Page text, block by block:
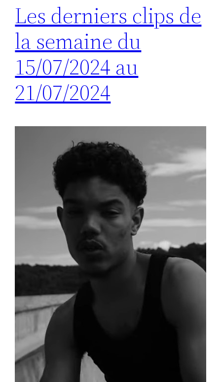
Les derniers clips de
la semaine du
15/07/2024 au
21/07/2024